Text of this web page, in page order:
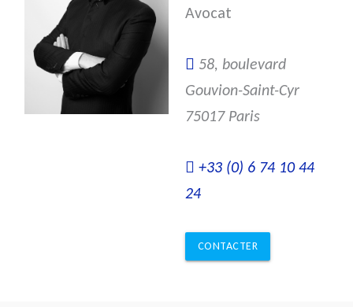
Avocat
58, boulevard
Gouvion-Saint-Cyr
75017 Paris
+33 (0) 6 74 10 44
24
CONTACTER